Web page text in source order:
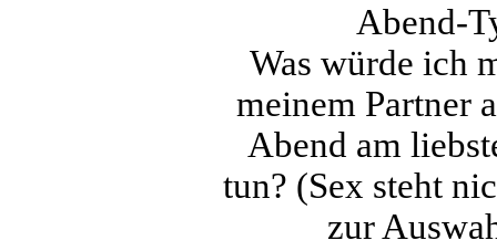
Abend-
Was würde ich
meinem Partner
Abend am
tun? (Sex steht
zur